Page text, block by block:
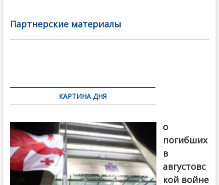
b
o
er l
а
в
Партнерские материалы
по
записямКАРТИНА ДНЯ
о
погибших
в
августовс
кой войне